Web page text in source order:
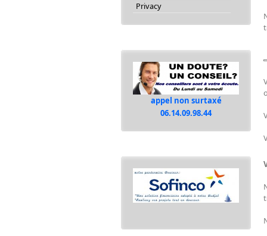
Privacy
appel non surtaxé
06.14.09.98.44